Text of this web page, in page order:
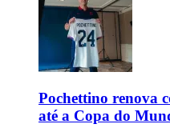
Pochettino renova
até a Copa do